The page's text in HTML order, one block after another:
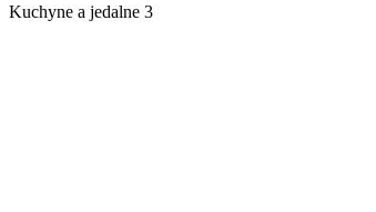
Kuchyne a jedalne 3